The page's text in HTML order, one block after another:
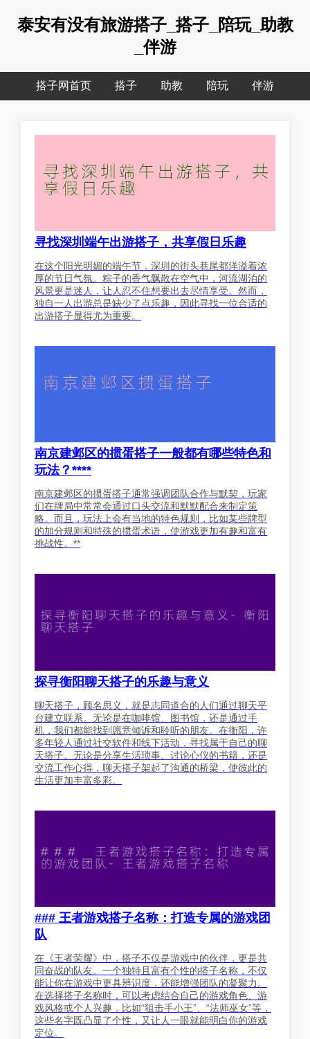
泰安有没有旅游搭子_搭子_陪玩_助教
_伴游
搭子网首页 搭子 助教 陪玩 伴游
寻找深圳端午出游搭子，共享假日乐趣
在这个阳光明媚的端午节，深圳的街头巷尾都洋溢着浓
厚的节日气氛。粽子的香气飘散在空气中，河流湖泊的
风景更是迷人，让人忍不住想要出去尽情享受。然而，
独自一人出游总是缺少了点乐趣，因此寻找一位合适的
出游搭子显得尤为重要。
南京建邺区的掼蛋搭子一般都有哪些特色和
玩法？****
南京建邺区的掼蛋搭子通常强调团队合作与默契，玩家
们在牌局中常常会通过口头交流和默默配合来制定策
略。而且，玩法上会有当地的特色规则，比如某些牌型
的加分规则和特殊的掼蛋术语，使游戏更加有趣和富有
挑战性。**
探寻衡阳聊天搭子的乐趣与意义
聊天搭子，顾名思义，就是志同道合的人们通过聊天平
台建立联系。无论是在咖啡馆、图书馆，还是通过手
机，我们都能找到愿意倾诉和聆听的朋友。在衡阳，许
多年轻人通过社交软件和线下活动，寻找属于自己的聊
天搭子。无论是分享生活琐事、讨论心仪的书籍，还是
交流工作心得，聊天搭子架起了沟通的桥梁，使彼此的
生活更加丰富多彩。
### 王者游戏搭子名称：打造专属的游戏团
队
在《王者荣耀》中，搭子不仅是游戏中的伙伴，更是共
同奋战的队友。一个独特且富有个性的搭子名称，不仅
能让你在游戏中更具辨识度，还能增强团队的凝聚力。
在选择搭子名称时，可以考虑结合自己的游戏角色、游
戏风格或个人兴趣，比如“狙击手小王”、“法师巫女”等，
这些名字既凸显了个性，又让人一眼就能明白你的游戏
定位。